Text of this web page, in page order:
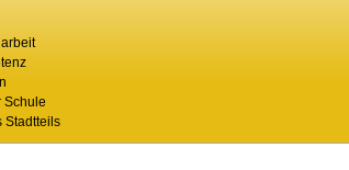
Schule
Stadtteils